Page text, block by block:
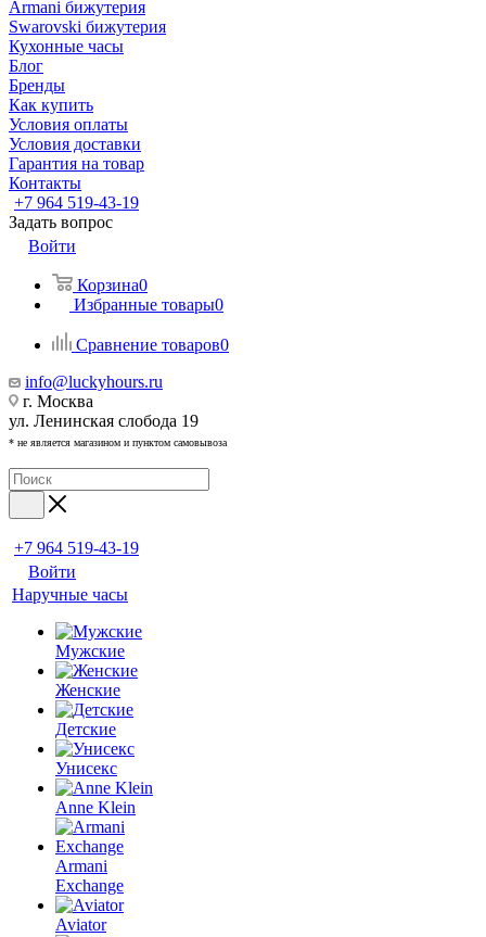
Armani бижутерия
Swarovski бижутерия
Кухонные часы
Блог
Бренды
Как купить
Условия оплаты
Условия доставки
Гарантия на товар
Контакты
+7 964 519-43-19
Задать вопрос
Войти
Корзина0
Избранные товары0
Сравнение товаров0
info@luckyhours.ru
г. Москва
ул. Ленинская слобода 19
* не является магазином и пунктом самовывоза
+7 964 519-43-19
Войти
Наручные часы
Мужские
Женские
Детские
Унисекс
Anne Klein
Armani
Exchange
Aviator